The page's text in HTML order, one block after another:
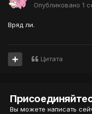
Опубликовано 1
Вряд ли.
Цитата
Вы можете написать